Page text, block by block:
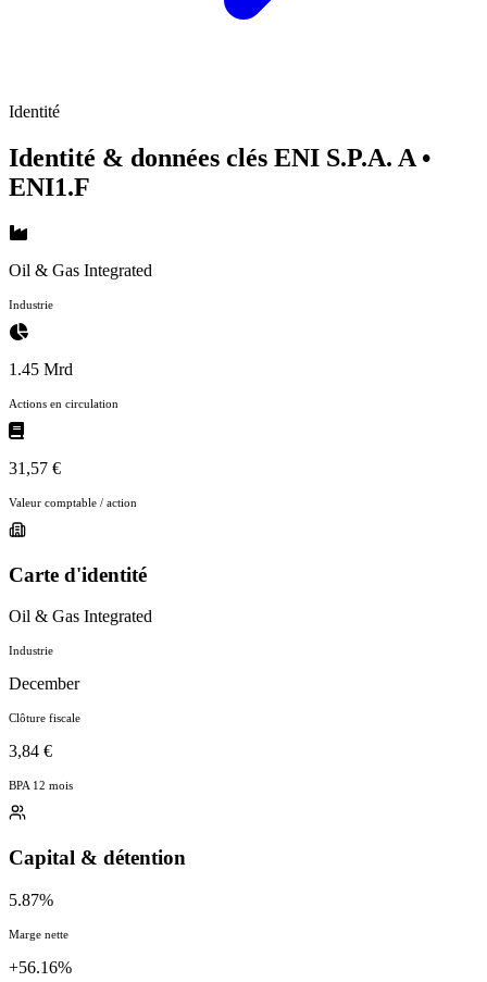
Identité
Identité & données clés ENI S.P.A. A •
ENI1.F
Oil & Gas Integrated
Industrie
1.45 Mrd
Actions en circulation
31,57 €
Valeur comptable / action
Carte d'identité
Oil & Gas Integrated
Industrie
December
Clôture fiscale
3,84 €
BPA 12 mois
Capital & détention
5.87%
Marge nette
+56.16%